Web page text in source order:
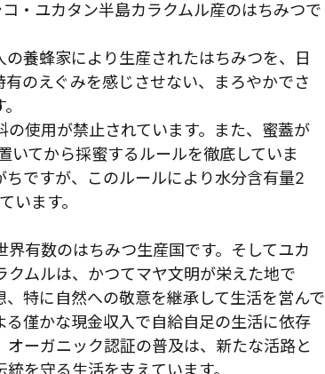
・ユカタン半島カラクムル産のはちみつで
養蜂家により生産されたはちみつを、日
のえぐみを感じさせない、まろやかでさ
使用が禁止されています。また、蜜蓋が
てから採蜜するルールを徹底していま
ですが、このルールにより水分含有量2
います。
有数のはちみつ生産国です。そしてユカ
ムルは、かつてマヤ文明が栄えた地で
特に自然への敬意を継承して生活を営んで
僅かな現金収入で自給自足の生活に依存
ーガニック認証の普及は、新たな活路と
を守る生活を支えています。